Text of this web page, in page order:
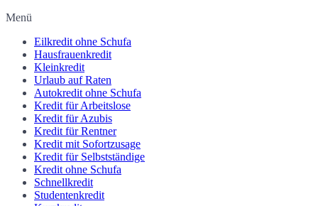
Menü
Eilkredit ohne Schufa
Hausfrauenkredit
Kleinkredit
Urlaub auf Raten
Autokredit ohne Schufa
Kredit für Arbeitslose
Kredit für Azubis
Kredit für Rentner
Kredit mit Sofortzusage
Kredit für Selbstständige
Kredit ohne Schufa
Schnellkredit
Studentenkredit